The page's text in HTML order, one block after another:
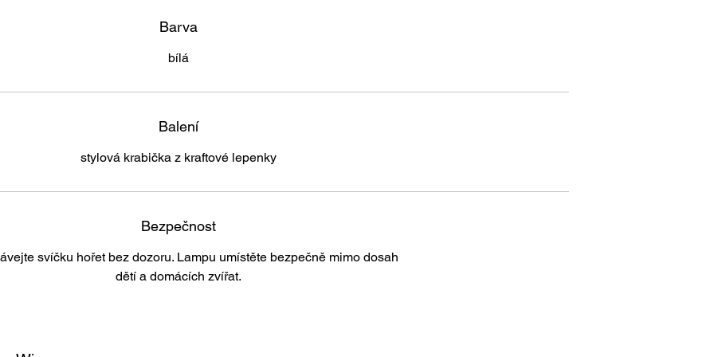
Barva
bílá
Balení
stylová krabička z kraftové lepenky
Bezpečnost
svíčku hořet bez dozoru. Lampu umístěte bezpečně mimo dosah
dětí a domácích zvířat.